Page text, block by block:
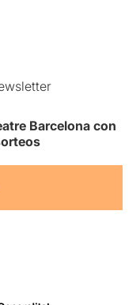
Barcelona con